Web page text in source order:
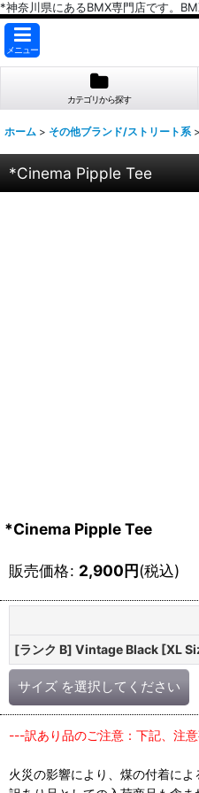
*神奈川県にあるBMX専門店です。
メニュー
カテゴリから探す
ホーム > その他ブランド/ストリート系 >
*Cinema Pipple Tee
*Cinema Pipple Tee
販売価格: 2,900円(税込)
[ランク B] Vintage Black [XL
サイズ を選択してください
---訳あり品のご注意：下記、注
火災の影響により、煤の付着によ